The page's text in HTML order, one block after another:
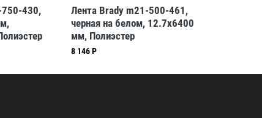
750-430,
Лента Brady m21-500-461,
черная на белом, 12.7x6400
мм, Полиэстер
8 146 Р